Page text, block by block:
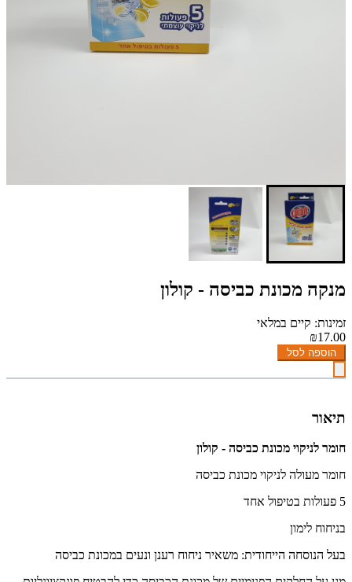
מנקה מכונת כביסה - קולון
זמינות: קיים במלאי
₪17.00
הוספה לסל
תיאור
חומר לניקוי מכונת כביסה - קולון
חומר מעולה לניקוי מכונת כביסה
5 פעולות בטיפול אחד
בניחוח לימון
בעל הנוסחה הייחודית: משאיר ניחוח רענן ונעים במכונת כביסה